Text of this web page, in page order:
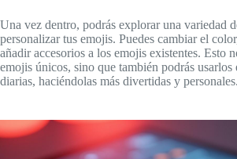
Una vez dentro, podrás explorar una variedad
personalizar tus emojis. Puedes cambiar el
añadir accesorios a los emojis existentes. Esto
emojis únicos, sino que también podrás usarlos
diarias, haciéndolas más divertidas y personales.